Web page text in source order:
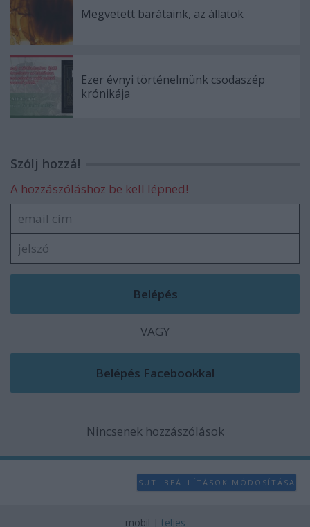
Megvetett barátaink, az állatok
Ezer évnyi történelmünk csodaszép
krónikája
Szólj hozzá!
A hozzászóláshoz be kell lépned!
VAGY
Nincsenek hozzászólások
SÜTI BEÁLLÍTÁSOK MÓDOSÍTÁSA
mobil | teljes